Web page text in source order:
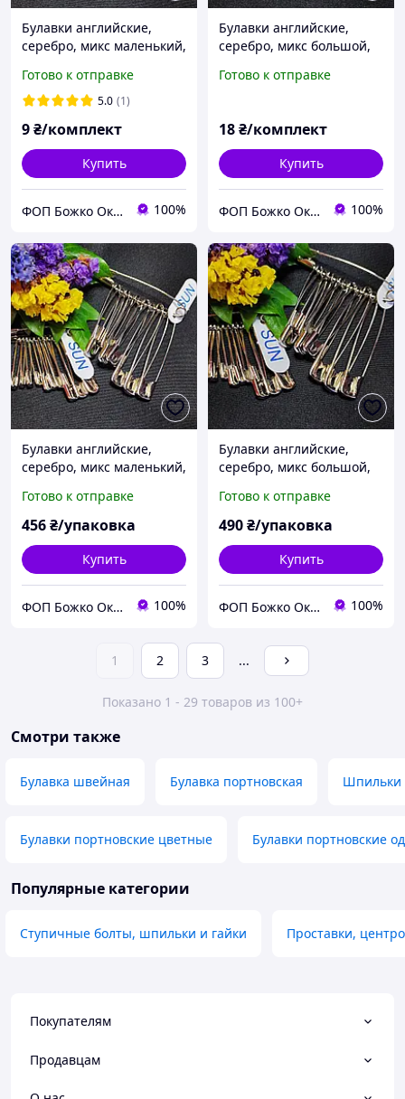
Булавки английские,
серебро, микс маленький,
Готово к отправке
5.0 (1)
9₴/комплект
Купить
ФОП Божко Оксана Александровна, ASAN - Все для штор и шитья, декоративные канаты. 100%
Булавки английские,
серебро, микс большой,
Готово к отправке
18₴/комплект
Купить
ФОП Божко Оксана Александровна, ASAN - Все для штор и шитья, декоративные канаты. 100%
Булавки английские,
серебро, микс маленький,
Готово к отправке
456₴/упаковка
Купить
ФОП Божко Оксана Александровна, ASAN - Все для штор и шитья, декоративные канаты. 100%
Булавки английские,
серебро, микс большой,
Готово к отправке
490₴/упаковка
Купить
ФОП Божко Оксана Александровна, ASAN - Все для штор и шитья, декоративные канаты. 100%
1 2 3 ...
Показано 1 - 29 товаров из 100+
Смотри также
Булавка швейная Булавка портновская Шпильки
Булавки портновские цветные Булавки портновские
Популярные категории
Ступичные болты, шпильки и гайки Проставки,
Покупателям
Продавцам